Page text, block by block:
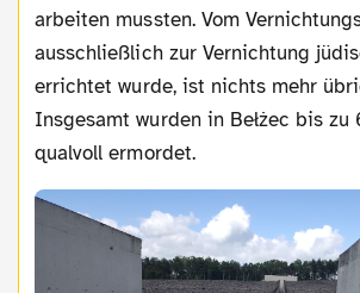
arbeiten mussten. Vom
ausschließlich zur Vernichtung
errichtet wurde, ist nichts mehr
Insgesamt wurden in Bełżec bis
qualvoll ermordet.